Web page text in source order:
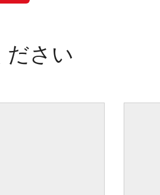
ださい